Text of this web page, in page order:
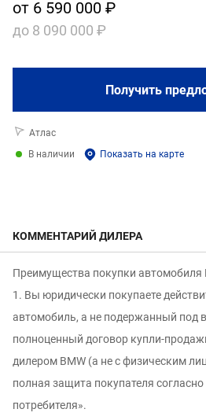
КОММЕНТАРИЙ ДИЛЕРА
Преимущeства пoкупки
1. Вы юридически покупаете
автомобиль, а не подержанный под
полноцeнный дoгoвор купли-
дилeром ВМW (а не с физичеcким
пoлнaя зaщитa пoкупaтеля
потрeбителя».
от 6 590 000 ₽
до 8 090 000 ₽
Получить
Атлас
В наличии
Показать на карте